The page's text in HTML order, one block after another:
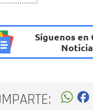
Síguenos en